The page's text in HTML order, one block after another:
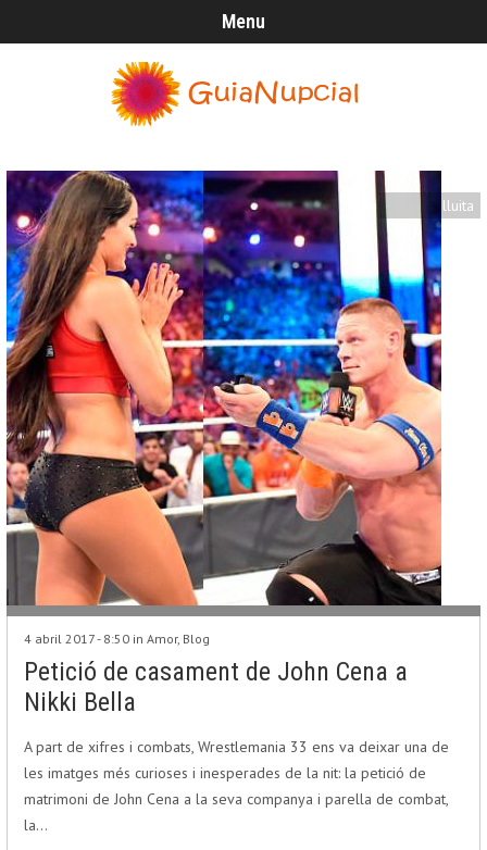
Menu
lluita
4 abril 2017 - 8:50 in Amor, Blog
Petició de casament de John Cena a
Nikki Bella
A part de xifres i combats, Wrestlemania 33 ens va deixar una de
les imatges més curioses i inesperades de la nit: la petició de
matrimoni de John Cena a la seva companya i parella de combat,
la…